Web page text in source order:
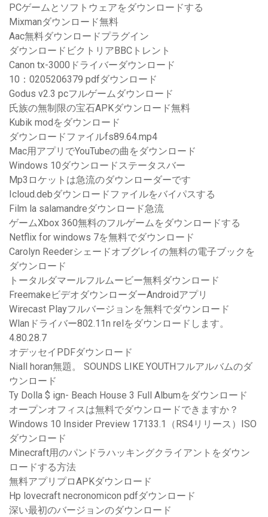
PCゲームとソフトウェアをダウンロードする
Mixmanダウンロード無料
Aac無料ダウンロードプラグイン
ダウンロードビクトリアBBCトレント
Canon tx-3000ドライバーダウンロード
10：0205206379 pdfダウンロード
Godus v2.3 pcフルゲームダウンロード
氏族の無制限の宝石APKダウンロード無料
Kubik modをダウンロード
ダウンロードファイルfs89.64.mp4
Mac用アプリでYouTubeの曲をダウンロード
Windows 10ダウンロードステータスバー
Mp3ロケットは急流のダウンローダーです
Icloud.debダウンロードファイルをバイパスする
Film la salamandreダウンロード急流
ゲームXbox 360無料のフルゲームをダウンロードする
Netflix for windows 7を無料でダウンロード
Carolyn Reederシェードオブグレイの無料の電子ブックを
ダウンロード
トータルダマールフルムービー無料ダウンロード
FreemakeビデオダウンローダーAndroidアプリ
Wirecast Playフルバージョンを無料でダウンロード
Wlanドライバー802.11n relをダウンロードします。
4.80.28.7
オデッセイPDFダウンロード
Niall horan無題。 SOUNDS LIKE YOUTHフルアルバムのダ
ウンロード
Ty Dolla $ ign- Beach House 3 Full Albumをダウンロード
オープンオフィスは無料でダウンロードできますか？
Windows 10 Insider Preview 17133.1（RS4リリース）ISO
ダウンロード
Minecraft用のパンドラハッキングクライアントをダウン
ロードする方法
無料アプリプロAPKダウンロード
Hp lovecraft necronomicon pdfダウンロード
深い最初のバージョンのダウンロード